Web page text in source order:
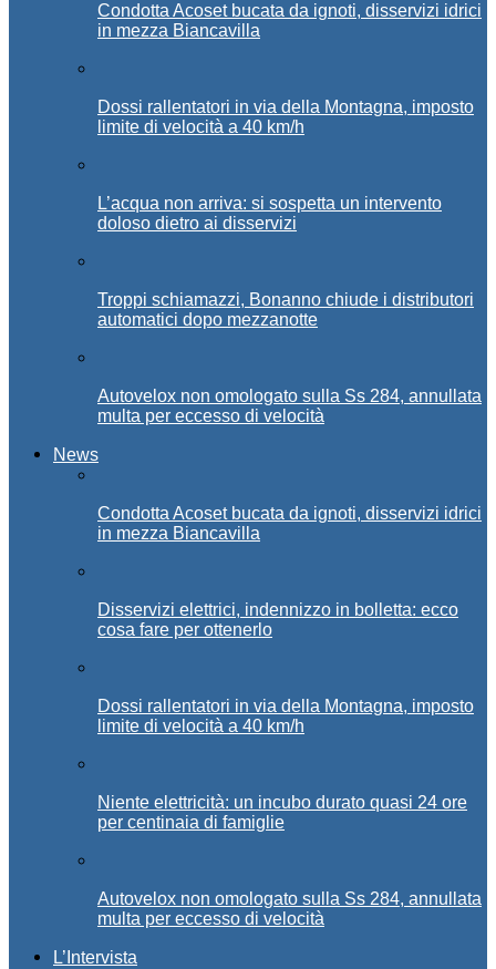
Condotta Acoset bucata da ignoti, disservizi idrici
in mezza Biancavilla
Dossi rallentatori in via della Montagna, imposto
limite di velocità a 40 km/h
L’acqua non arriva: si sospetta un intervento
doloso dietro ai disservizi
Troppi schiamazzi, Bonanno chiude i distributori
automatici dopo mezzanotte
Autovelox non omologato sulla Ss 284, annullata
multa per eccesso di velocità
News
Condotta Acoset bucata da ignoti, disservizi idrici
in mezza Biancavilla
Disservizi elettrici, indennizzo in bolletta: ecco
cosa fare per ottenerlo
Dossi rallentatori in via della Montagna, imposto
limite di velocità a 40 km/h
Niente elettricità: un incubo durato quasi 24 ore
per centinaia di famiglie
Autovelox non omologato sulla Ss 284, annullata
multa per eccesso di velocità
L’Intervista